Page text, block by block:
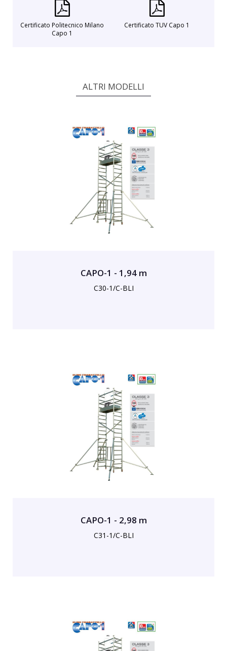
Certificato Politecnico Milano
Capo 1
Certificato TUV Capo 1
ALTRI MODELLI
CAPO-1 - 1,94 m
C30-1/C-BLI
CAPO-1 - 2,98 m
C31-1/C-BLI